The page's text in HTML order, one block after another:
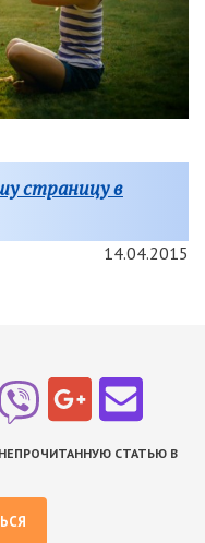
страницу в
14.04.2015
СТАТЬЮ В